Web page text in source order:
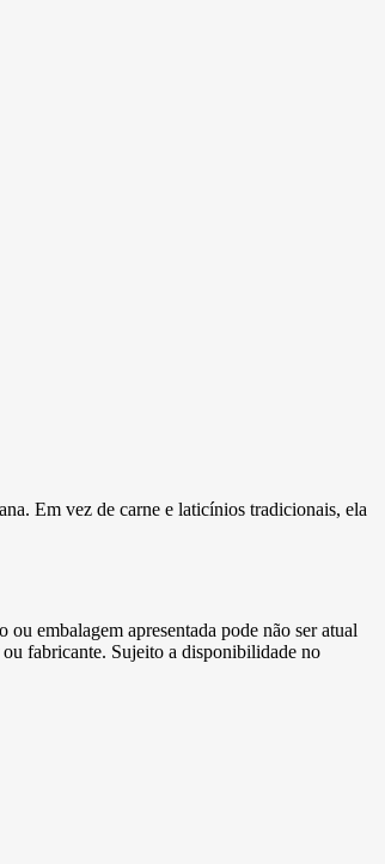
Em vez de carne e laticínios tradicionais, ela
embalagem apresentada pode não ser atual
fabricante. Sujeito a disponibilidade no